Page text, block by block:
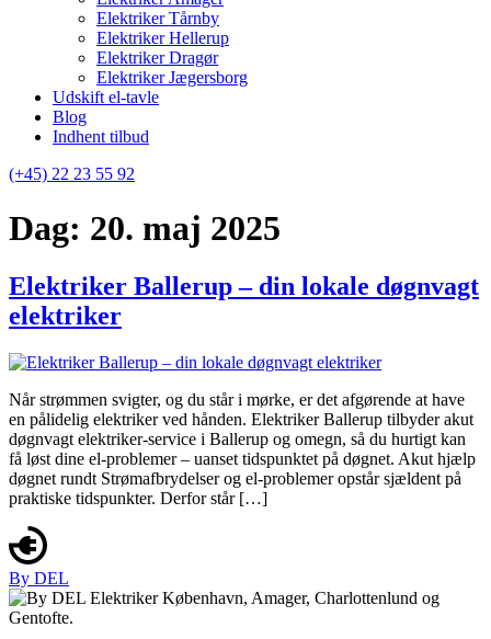
Elektriker Tårnby
Elektriker Hellerup
Elektriker Dragør
Elektriker Jægersborg
Udskift el-tavle
Blog
Indhent tilbud
(+45) 22 23 55 92
Dag: 20. maj 2025
Elektriker Ballerup – din lokale døgnvagt
elektriker
Når strømmen svigter, og du står i mørke, er det afgørende at have
en pålidelig elektriker ved hånden. Elektriker Ballerup tilbyder akut
døgnvagt elektriker-service i Ballerup og omegn, så du hurtigt kan
få løst dine el-problemer – uanset tidspunktet på døgnet. Akut hjælp
døgnet rundt Strømafbrydelser og el-problemer opstår sjældent på
praktiske tidspunkter. Derfor står […]
By DEL